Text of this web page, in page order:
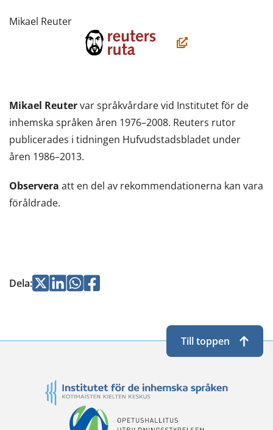
Mikael Reuter
(öppnas
fönster,
du
flyttar
annan
Mikael Reutervar språkvårdare vid Institutet för de
inhemska språken åren 1976–2008. Reuters rutor
publicerades i tidningen Hufvudstadsbladet under
åren 1986–2013.
Observera att en del av rekommendationerna kan vara
föråldrade.
Dela:Jaa Jaa Jaa
Jaa
Till toppen